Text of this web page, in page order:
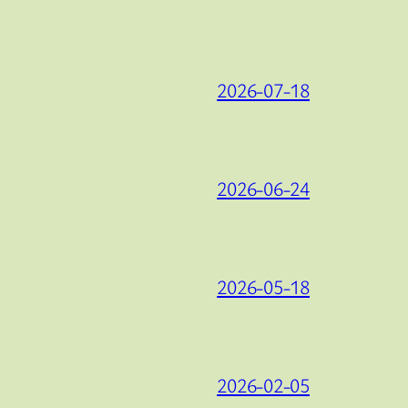
2026-07-18
2026-06-24
2026-05-18
2026-02-05